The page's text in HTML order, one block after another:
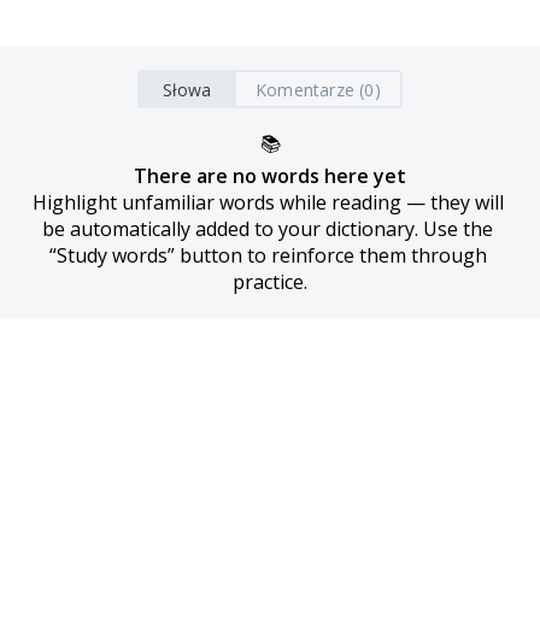
Słowa Komentarze (0)
📚
There are no words here yet
Highlight unfamiliar words while reading — they will
be automatically added to your dictionary. Use the
“Study words” button to reinforce them through
practice.